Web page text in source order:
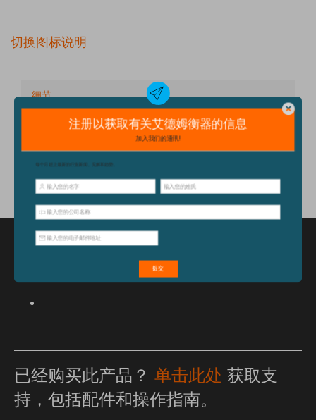
切换图标说明
细节
技术规格
特点和优点
已经购买此产品？ 单击此处 获取支
持，包括配件和操作指南。